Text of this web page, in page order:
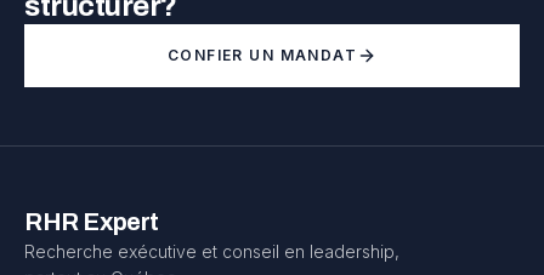
CONFIER UN MANDAT
RHR Expert
Recherche exécutive et conseil en leadership,